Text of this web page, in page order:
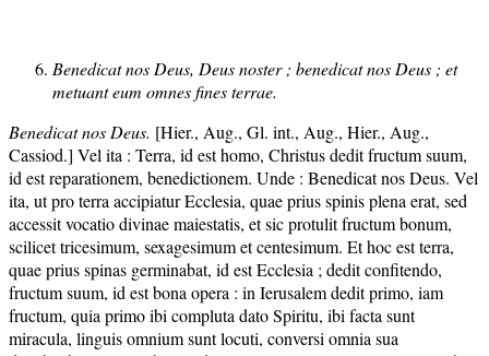
Benedicat nos Deus, Deus noster ; benedicat nos Deus ; et
metuant eum omnes fines terrae.
Benedicat nos Deus. [Hier., Aug., Gl. int., Aug., Hier., Aug.,
Cassiod.] Vel ita : Terra, id est homo, Christus dedit fructum suum,
id est reparationem, benedictionem. Unde : Benedicat nos Deus. Vel
ita, ut pro terra accipiatur Ecclesia, quae prius spinis plena erat, sed
accessit vocatio divinae maiestatis, et sic protulit fructum bonum,
scilicet tricesimum, sexagesimum et centesimum. Et hoc est terra,
quae prius spinas germinabat, id est Ecclesia ; dedit confitendo,
fructum suum, id est bona opera : in Ierusalem dedit primo, iam
fructum, quia primo ibi compluta dato Spiritu, ibi facta sunt
miracula, linguis omnium sunt locuti, conversi omnia sua